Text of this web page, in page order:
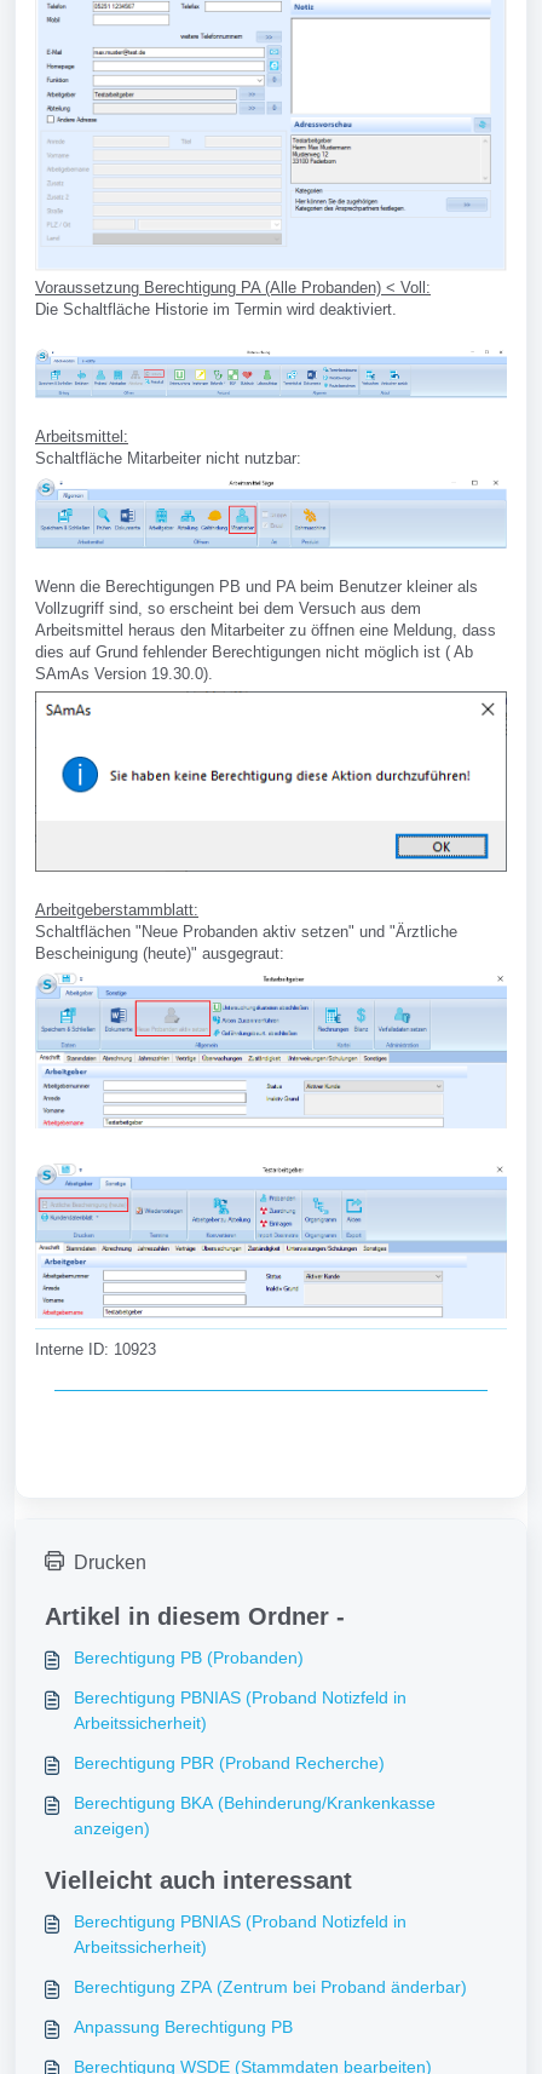
Voraussetzung Berechtigung PA (Alle Probanden) < Voll:
Die Schaltfläche Historie im Termin wird deaktiviert.
Arbeitsmittel:
Schaltfläche Mitarbeiter nicht nutzbar:
Wenn die Berechtigungen PB und PA beim Benutzer kleiner als
Vollzugriff sind, so erscheint bei dem Versuch aus dem
Arbeitsmittel heraus den Mitarbeiter zu öffnen eine Meldung, dass
dies auf Grund fehlender Berechtigungen nicht möglich ist ( Ab
SAmAs Version 19.30.0).
Arbeitgeberstammblatt:
Schaltflächen "Neue Probanden aktiv setzen" und "Ärztliche
Bescheinigung (heute)" ausgegraut:
Interne ID: 10923
Drucken
Artikel in diesem Ordner -
Berechtigung PB (Probanden)
Berechtigung PBNIAS (Proband Notizfeld in
Arbeitssicherheit)
Berechtigung PBR (Proband Recherche)
Berechtigung BKA (Behinderung/Krankenkasse
anzeigen)
Vielleicht auch interessant
Berechtigung PBNIAS (Proband Notizfeld in
Arbeitssicherheit)
Berechtigung ZPA (Zentrum bei Proband änderbar)
Anpassung Berechtigung PB
Berechtigung WSDE (Stammdaten bearbeiten)